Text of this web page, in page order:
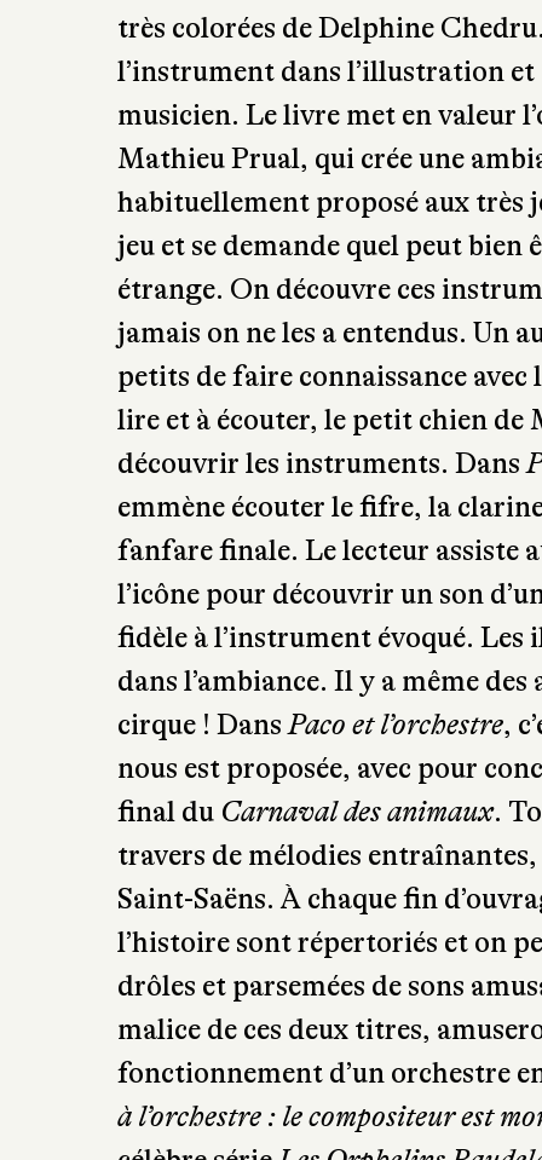
avec ses volets à soulever, est
très colorées de Delphine
l’instrument dans l’illustration et
musicien. Le livre met en valeur
Mathieu Prual, qui crée une
habituellement proposé aux très
jeu et se demande quel peut
étrange. On découvre ces
jamais on ne les a entendus. Un
petits de faire connaissance avec
lire et à écouter, le petit chien
découvrir les instruments. Dans
emmène écouter le fifre, la
fanfare finale. Le lecteur assiste
l’icône pour découvrir un son
fidèle à l’instrument évoqué.
dans l’ambiance. Il y a même
cirque ! DansPaco et l’orchestre,
nous est proposée, avec pour
final duCarnaval des animaux.
travers de mélodies
Saint-Saëns. À chaque fin
l’histoire sont répertoriés et on
drôles et parsemées de sons
malice de ces deux titres,
fonctionnement d’un orchestre